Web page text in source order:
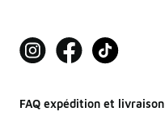
FAQ expédition et livraison